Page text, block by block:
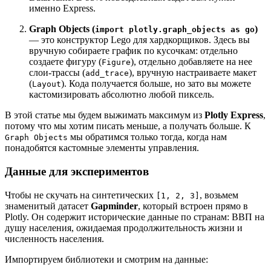
именно Express.
Graph Objects (import plotly.graph_objects as go)
— это конструктор Lego для хардкорщиков. Здесь вы
вручную собираете график по кусочкам: отдельно
создаете фигуру (Figure), отдельно добавляете на нее
слои-трассы (add_trace), вручную настраиваете макет
(Layout). Кода получается больше, но зато вы можете
кастомизировать абсолютно любой пиксель.
В этой статье мы будем выжимать максимум из Plotly Express,
потому что мы хотим писать меньше, а получать больше. К
Graph Objects мы обратимся только тогда, когда нам
понадобятся кастомные элементы управления.
Данные для экспериментов
Чтобы не скучать на синтетических [1, 2, 3] , возьмем
знаменитый датасет Gapminder, который встроен прямо в
Plotly. Он содержит исторические данные по странам: ВВП на
душу населения, ожидаемая продолжительность жизни и
численность населения.
Импортируем библиотеки и смотрим на данные: